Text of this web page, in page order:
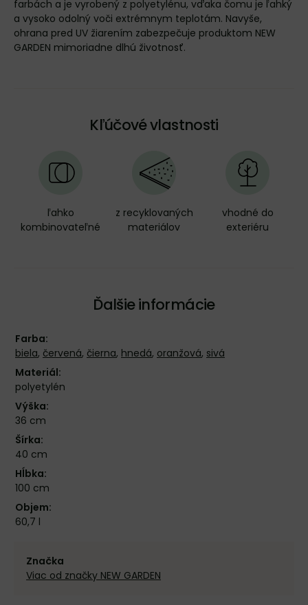
farbách a je vyrobený z polyetylénu, vďaka čomu je ľahký
a vysoko odolný voči extrémnym teplotám. Navyše,
ohrana pred UV žiarením zabezpečuje produktom NEW
GARDEN mimoriadne dlhú životnosť.
Kľúčové vlastnosti
ľahko
kombinovateľné
z recyklovaných
materiálov
vhodné do
exteriéru
Ďalšie informácie
Farba:
biela, červená, čierna, hnedá, oranžová, sivá
Materiál:
polyetylén
Výška:
36 cm
Šírka:
40 cm
Hĺbka:
100 cm
Objem:
60,7 l
Značka
Viac od značky NEW GARDEN